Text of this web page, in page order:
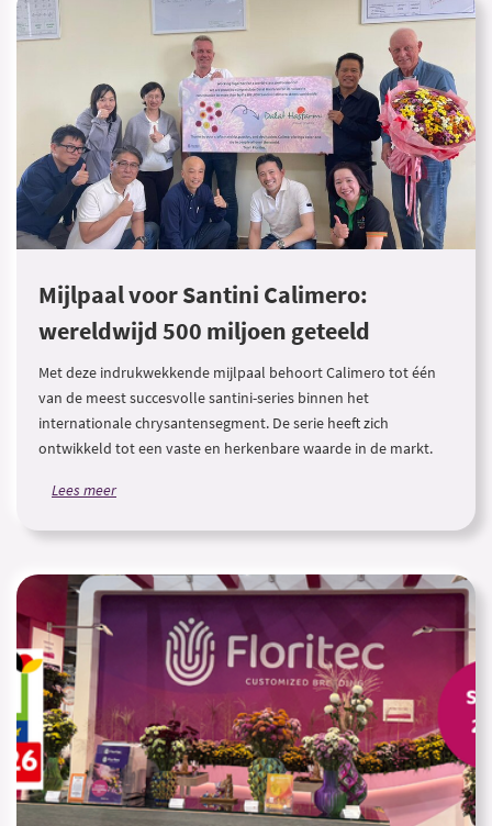
Mijlpaal voor Santini Calimero:
wereldwijd 500 miljoen geteeld
Met deze indrukwekkende mijlpaal behoort Calimero tot één
van de meest succesvolle santini-series binnen het
internationale chrysantensegment. De serie heeft zich
ontwikkeld tot een vaste en herkenbare waarde in de markt.
Lees meer